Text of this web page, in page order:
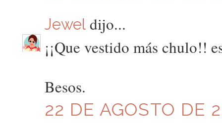
Jeweldijo...
¡¡Que vestido más chulo!!
Besos.
22 DE AGOSTO DE